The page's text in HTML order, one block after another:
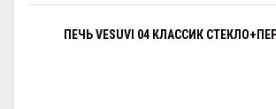
ПЕЧЬ VESUVI 04 КЛАССИК